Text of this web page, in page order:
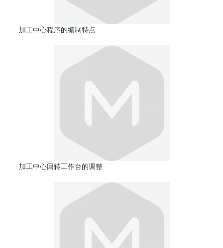
加工中心程序的编制特点
加工中心回转工作台的调整